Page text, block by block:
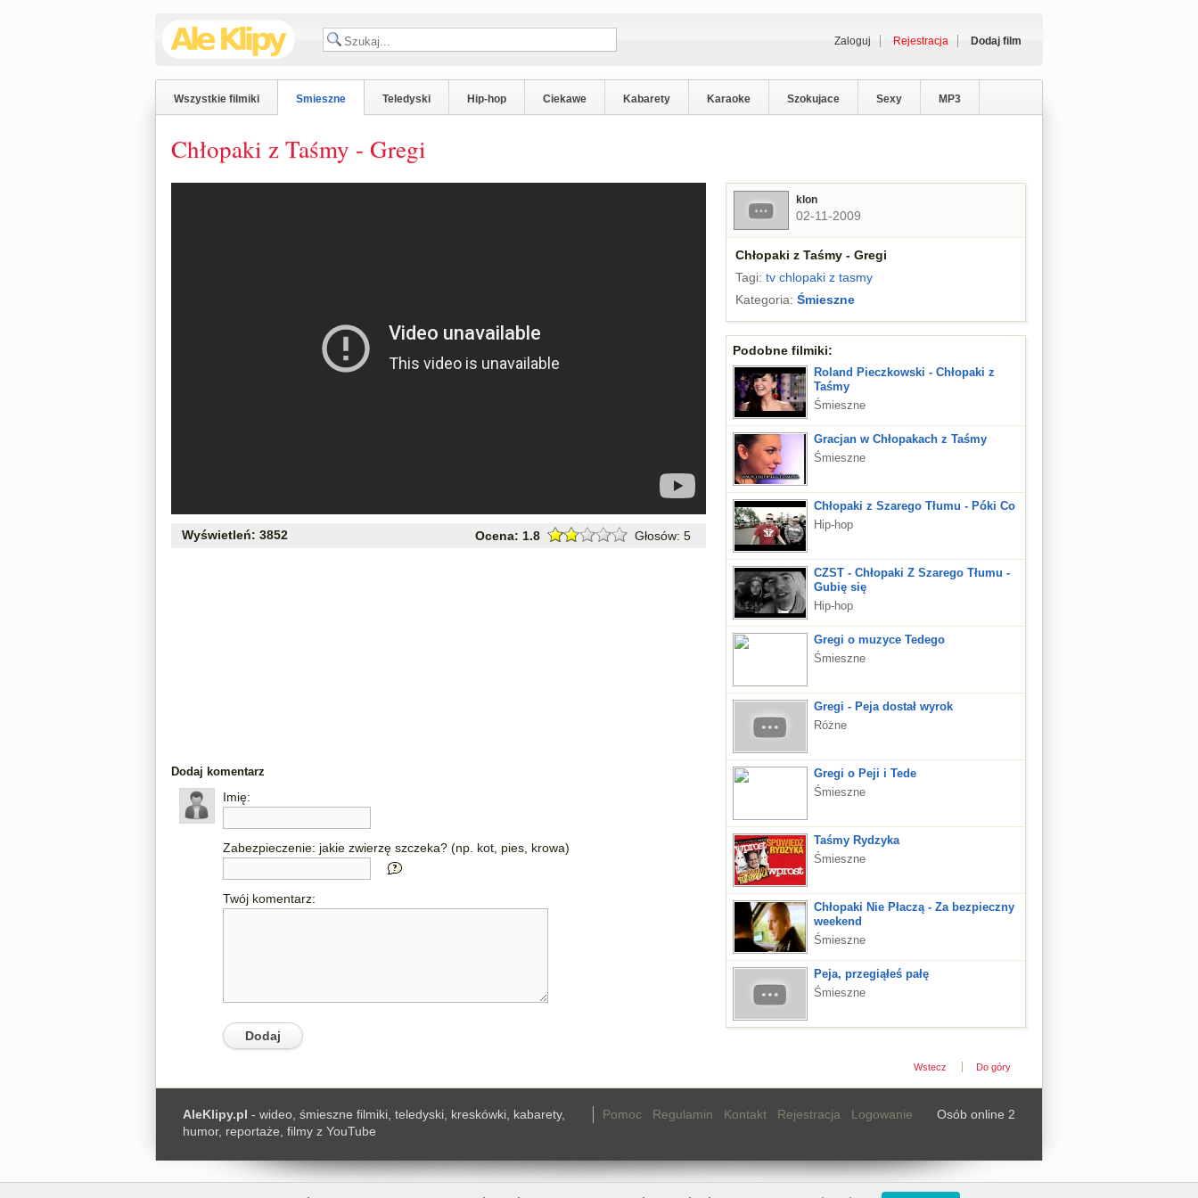
Zaloguj Rejestracja Dodaj film
Wszystkie filmiki Smieszne Teledyski Hip-hop Ciekawe Kabarety Karaoke Szokujace Sexy MP3
Chłopaki z Taśmy - Gregi
Wyświetleń: 3852 Ocena: 1.8 Głosów: 5
Dodaj komentarz
Imię:
Zabezpieczenie: jakie zwierzę szczeka? (np. kot, pies, krowa)
Twój komentarz:
klon
02-11-2009
Chłopaki z Taśmy - Gregi
Tagi: tv chlopaki z tasmy
Kategoria: Śmieszne
Podobne filmiki:
Roland Pieczkowski - Chłopaki z
Taśmy
Śmieszne
Gracjan w Chłopakach z Taśmy
Śmieszne
Chłopaki z Szarego Tłumu - Póki Co
Hip-hop
CZST - Chłopaki Z Szarego Tłumu -
Gubię się
Hip-hop
Gregi o muzyce Tedego
Śmieszne
Gregi - Peja dostał wyrok
Różne
Gregi o Peji i Tede
Śmieszne
Taśmy Rydzyka
Śmieszne
Chłopaki Nie Płaczą - Za bezpieczny
weekend
Śmieszne
Peja, przegiąłeś pałę
Śmieszne
Wstecz Do góry
AleKlipy.pl - wideo, śmieszne filmiki, teledyski, kreskówki, kabarety,
humor, reportaże, filmy z YouTube
Pomoc Regulamin Kontakt Rejestracja Logowanie Osób online 2